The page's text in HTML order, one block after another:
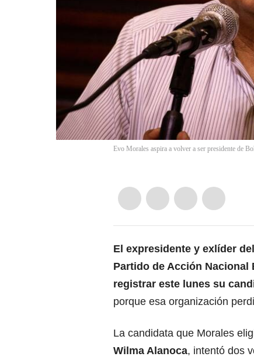
Evo Morales aspira a volver a ser presidente de
El expresidente y exlíder
Partido de Acción
registrar este lunes su
porque esa organización
La candidata que Morales
Wilma Alanoca, intentó dos